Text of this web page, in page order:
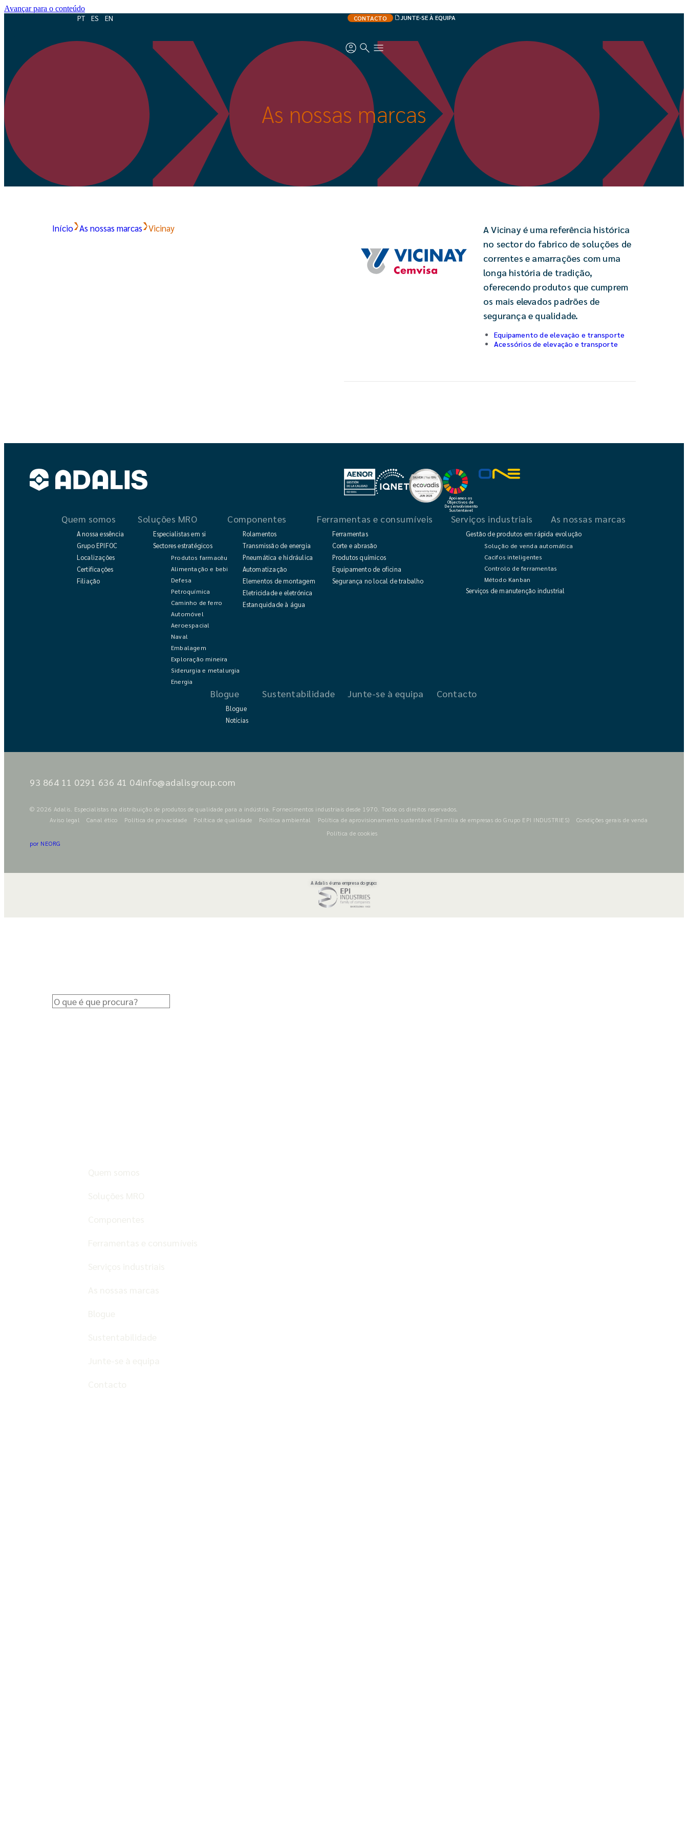
Avançar para o conteúdo
PT ES EN CONTACTO JUNTE-SE À EQUIPA
As nossas marcas
Início As nossas marcas Vicinay
A Vicinay é uma referência histórica
no sector do fabrico de soluções de
correntes e amarrações com uma
longa história de tradição,
oferecendo produtos que cumprem
os mais elevados padrões de
segurança e qualidade.
Equipamento de elevação e transporte
Acessórios de elevação e transporte
Apoiamos os
Objectivos de
Desenvolvimento
Sustentável
Quem somos
A nossa essência
Grupo EPIFOC
Localizações
Certificações
Filiação
Soluções MRO
Especialistas em si
Sectores estratégicos
Produtos farmacêuticos e cosméticos
Alimentação e bebidas
Defesa
Petroquímica
Caminho de ferro
Automóvel
Aeroespacial
Naval
Embalagem
Exploração mineira
Siderurgia e metalurgia
Energia
Componentes
Rolamentos
Transmissão de energia
Pneumática e hidráulica
Automatização
Elementos de montagem e de comando
Eletricidade e eletrónica
Estanquidade à água
Ferramentas e consumíveis
Ferramentas
Corte e abrasão
Produtos químicos
Equipamento de oficina
Segurança no local de trabalho
Serviços industriais
Gestão de produtos em rápida evolução
Solução de venda automática
Cacifos inteligentes
Controlo de ferramentas
Método Kanban
Serviços de manutenção industrial
As nossas marcas
Blogue
Blogue
Notícias
Sustentabilidade Junte-se à equipa Contacto
93 864 11 0291 636 41 04info@adalisgroup.com
© 2026 Adalis. Especialistas na distribuição de produtos de qualidade para a indústria. Fornecimentos industriais desde 1970. Todos os direitos reservados.
Aviso legal
Canal ético Política de privacidade Política de qualidade Política ambiental Política de aprovisionamento sustentável (Família de empresas do Grupo EPI INDUSTRIES)
Condições gerais de venda
Política de cookies
por NEORG
A Adalis é uma empresa do grupo: